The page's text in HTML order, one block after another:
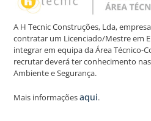
A H Tecnic Construções, Lda,
contratar um Licenciado/Mestre em
integrar em equipa da Área Técnico-
recrutar deverá ter conhecimento
Ambiente e Segurança.
Mais informaçõesaqui.